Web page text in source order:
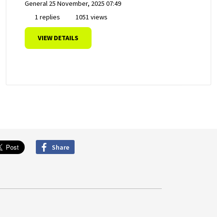
General 25 November, 2025 07:49
1 replies
1051 views
VIEW DETAILS
Share